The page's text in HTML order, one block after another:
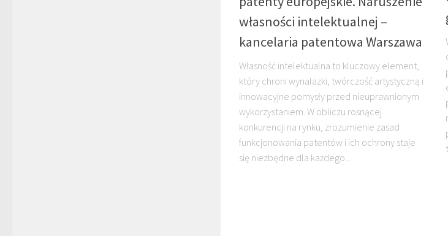
własności intelektualnej –
kancelaria patentowa Warszawa
Własność intelektualna to kluczowy element,
który chroni wynalazki, twórczość artystyczną i
innowacyjne pomysły przed nieuprawnionym
wykorzystaniem. W obliczu rosnącej
konkurencji na rynku, zrozumienie zasad
funkcjonowania patentów i ich ochrony staje
się niezbędne dla każdego...